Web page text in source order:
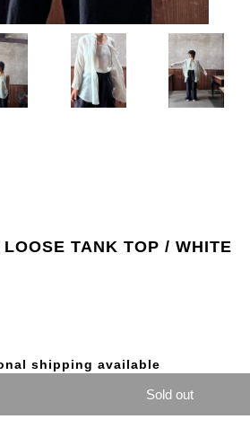
TANK TOP / WHITE
shipping available
Sold out